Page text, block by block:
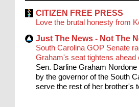
CITIZEN FREE PRESS
Love the brutal honesty from
Just The News - Not The
South Carolina GOP Senate
Graham's seat tightens ahead
Sen. Darline Graham
by the governor of the South
serve the rest of her brother's